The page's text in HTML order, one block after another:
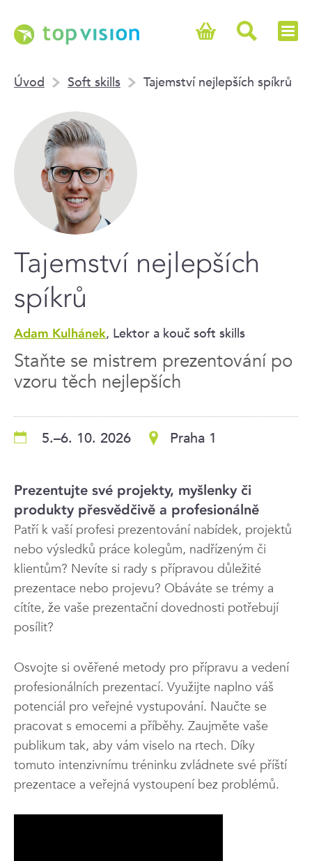
Úvod Soft skills Tajemství nejlepších spíkrů
Tajemství nejlepších
spíkrů
Adam Kulhánek, Lektor a kouč soft skills
Staňte se mistrem prezentování po
vzoru těch nejlepších
5.–6. 10. 2026 Praha 1
Prezentujte své projekty, myšlenky či
produkty přesvědčivě a profesionálně
Patří k vaší profesi prezentování nabídek, projektů
nebo výsledků práce kolegům, nadřízeným či
klientům? Nevíte si rady s přípravou důležité
prezentace nebo projevu? Obáváte se trémy a
cítíte, že vaše prezentační dovednosti potřebují
posílit?
Osvojte si ověřené metody pro přípravu a vedení
profesionálních prezentací. Využijte naplno váš
potenciál pro veřejné vystupování. Naučte se
pracovat s emocemi a příběhy. Zaujměte vaše
publikum tak, aby vám viselo na rtech. Díky
tomuto intenzivnímu tréninku zvládnete své příští
prezentace a veřejná vystoupení bez problémů.